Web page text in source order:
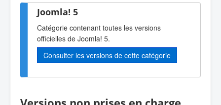
Joomla! 5
Catégorie contenant toutes les versions
officielles de Joomla! 5.
Consulter les versions de cette catégorie